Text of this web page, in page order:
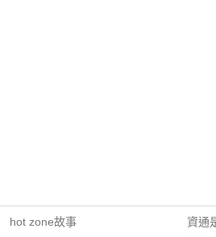
hot zone故事
資通